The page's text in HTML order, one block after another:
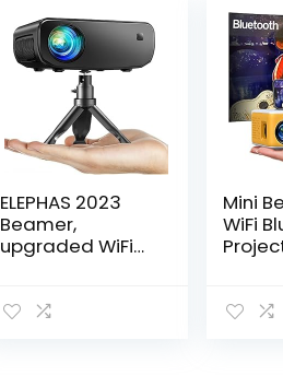
ELEPHAS 2023
Beamer,
upgraded WiFi
HD draagbare
Mini
WiFi